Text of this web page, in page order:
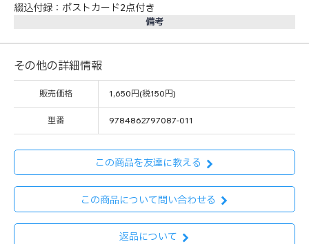
綴込付録：ポストカード2点付き
備考
その他の詳細情報
販売価格 1,650円(税150円)
型番 9784862797087-011
この商品を友達に教える
この商品について問い合わせる
返品について